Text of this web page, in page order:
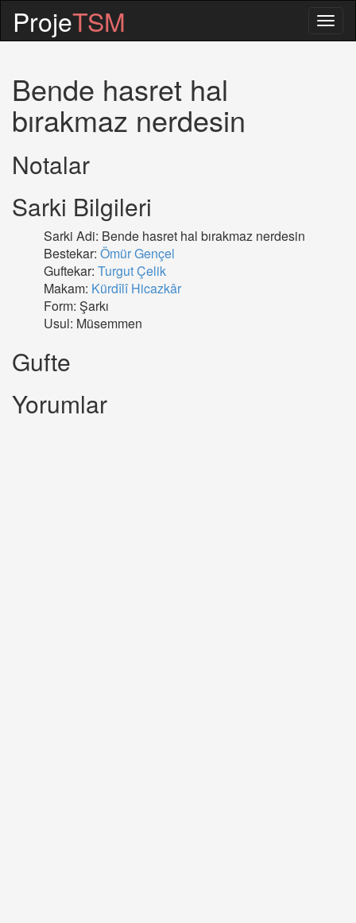
ProjeTSM
Bende hasret hal
bırakmaz nerdesin
Notalar
Sarki Bilgileri
Sarki Adi: Bende hasret hal bırakmaz nerdesin
Bestekar: Ömür Gençel
Guftekar: Turgut Çelik
Makam: Kürdîlî Hicazkâr
Form: Şarkı
Usul: Müsemmen
Gufte
Yorumlar